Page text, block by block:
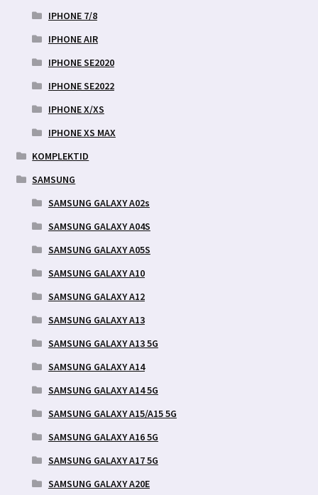
IPHONE 7/8
IPHONE AIR
IPHONE SE2020
IPHONE SE2022
IPHONE X/XS
IPHONE XS MAX
KOMPLEKTID
SAMSUNG
SAMSUNG GALAXY A02s
SAMSUNG GALAXY A04S
SAMSUNG GALAXY A05S
SAMSUNG GALAXY A10
SAMSUNG GALAXY A12
SAMSUNG GALAXY A13
SAMSUNG GALAXY A13 5G
SAMSUNG GALAXY A14
SAMSUNG GALAXY A14 5G
SAMSUNG GALAXY A15/A15 5G
SAMSUNG GALAXY A16 5G
SAMSUNG GALAXY A17 5G
SAMSUNG GALAXY A20E